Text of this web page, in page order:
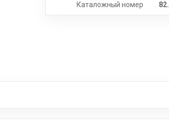
Каталожный номер